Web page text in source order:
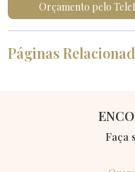
Orçamento pelo
Páginas
Faça